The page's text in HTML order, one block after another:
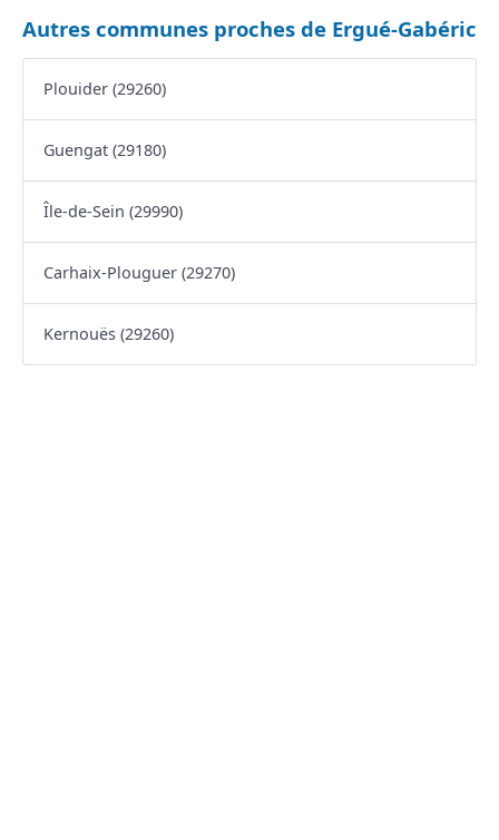
Autres communes proches de Ergué-Gabéric
Plouider (29260)
Guengat (29180)
Île-de-Sein (29990)
Carhaix-Plouguer (29270)
Kernouës (29260)